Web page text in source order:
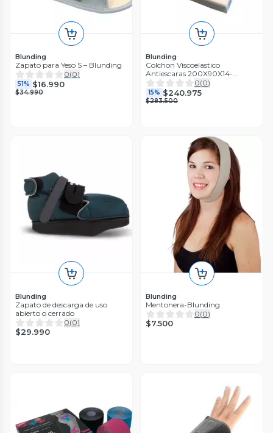
Blunding
Zapato para Yeso S – Blunding
0(0)
51% $16.990
$34.990
Blunding
Colchon Viscoelastico
Antiescaras 200X90X14-
Blunding
0(0)
15% $240.975
$283.500
Blunding
Zapato de descarga de uso
abierto o cerrado
0(0)
$29.990
Blunding
Mentonera-Blunding
0(0)
$7.500